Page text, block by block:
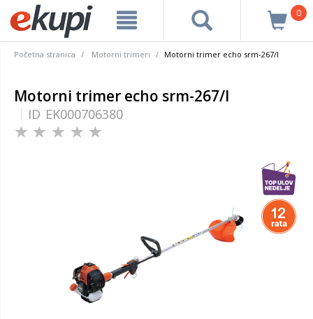
0
Početna stranica Motorni trimeri Motorni trimer echo srm-267/l
Motorni trimer echo srm-267/l
ID EK000706380